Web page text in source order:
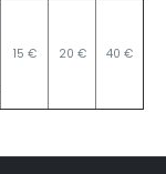
15 € 20 € 40 €